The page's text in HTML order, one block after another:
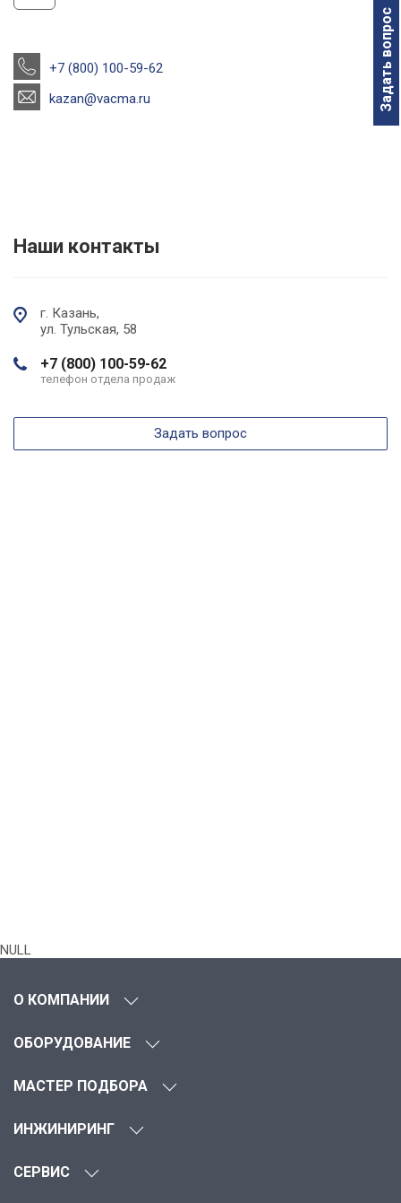
Задать вопрос
+7 (800) 100-59-62
kazan@vacma.ru
Наши контакты
г. Казань,
ул. Тульская, 58
+7 (800) 100-59-62
телефон отдела продаж
Задать вопрос
NULL
О КОМПАНИИ
ОБОРУДОВАНИЕ
МАСТЕР ПОДБОРА
ИНЖИНИРИНГ
СЕРВИС